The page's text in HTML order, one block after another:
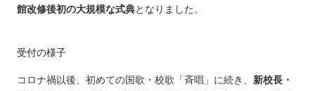
館改修後初の大規模な式典となりました。
受付の様子
コロナ禍以後、初めての国歌・校歌「斉唱」に続き、 新校長・